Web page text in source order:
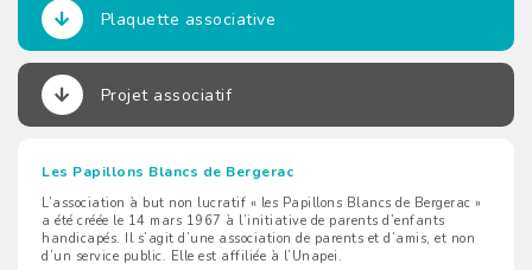
Plaquette associative
Projet associatif
Les Papillons Blancs de Bergerac
L’association à but non lucratif « les Papillons Blancs de Bergerac »
a été créée le 14 mars 1967 à l’initiative de parents d’enfants
handicapés. Il s’agit d’une association de parents et d’amis, et non
d’un service public. Elle est affiliée à l’Unapei.